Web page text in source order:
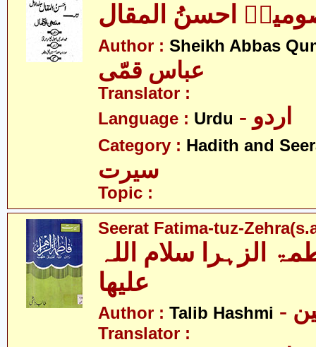
احسنُ المقال
Author : Sheikh Abbas
عباس قمّی
Translator :
Language : Urdu - اردو
Category : Hadith and
سیرت
Topic :
Seerat Fatima-tuz-
الزہرا سلام اللہ
علیھا
Author : Talib Hashmi
Translator :